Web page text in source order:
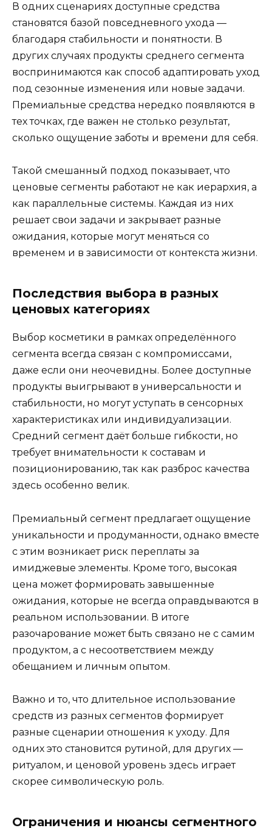
В одних сценариях доступные средства
становятся базой повседневного ухода —
благодаря стабильности и понятности. В
других случаях продукты среднего сегмента
воспринимаются как способ адаптировать уход
под сезонные изменения или новые задачи.
Премиальные средства нередко появляются в
тех точках, где важен не столько результат,
сколько ощущение заботы и времени для себя.
Такой смешанный подход показывает, что
ценовые сегменты работают не как иерархия, а
как параллельные системы. Каждая из них
решает свои задачи и закрывает разные
ожидания, которые могут меняться со
временем и в зависимости от контекста жизни.
Последствия выбора в разных
ценовых категориях
Выбор косметики в рамках определённого
сегмента всегда связан с компромиссами,
даже если они неочевидны. Более доступные
продукты выигрывают в универсальности и
стабильности, но могут уступать в сенсорных
характеристиках или индивидуализации.
Средний сегмент даёт больше гибкости, но
требует внимательности к составам и
позиционированию, так как разброс качества
здесь особенно велик.
Премиальный сегмент предлагает ощущение
уникальности и продуманности, однако вместе
с этим возникает риск переплаты за
имиджевые элементы. Кроме того, высокая
цена может формировать завышенные
ожидания, которые не всегда оправдываются в
реальном использовании. В итоге
разочарование может быть связано не с самим
продуктом, а с несоответствием между
обещанием и личным опытом.
Важно и то, что длительное использование
средств из разных сегментов формирует
разные сценарии отношения к уходу. Для
одних это становится рутиной, для других —
ритуалом, и ценовой уровень здесь играет
скорее символическую роль.
Ограничения и нюансы сегментного